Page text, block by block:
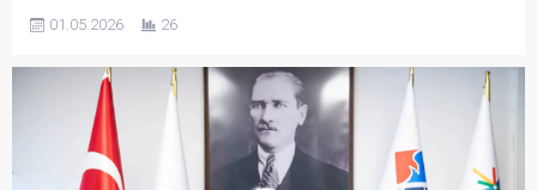
yüzde 70’inin yerli üretim olması dikkat çekerken, sektör
altyapısının güçlendirilmesi ve yerli...
01.05.2026 26